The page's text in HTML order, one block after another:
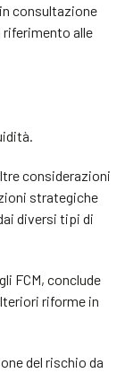
consultazione
alle
considerazioni
strategiche
diversi tipi di
FCM, conclude
riforme in
del rischio da